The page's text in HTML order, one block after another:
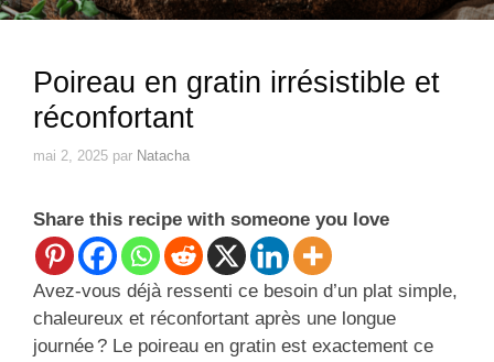
Poireau en gratin irrésistible et
réconfortant
mai 2, 2025 par Natacha
Share this recipe with someone you love
Avez-vous déjà ressenti ce besoin d’un plat simple,
chaleureux et réconfortant après une longue
journée ? Le poireau en gratin est exactement ce